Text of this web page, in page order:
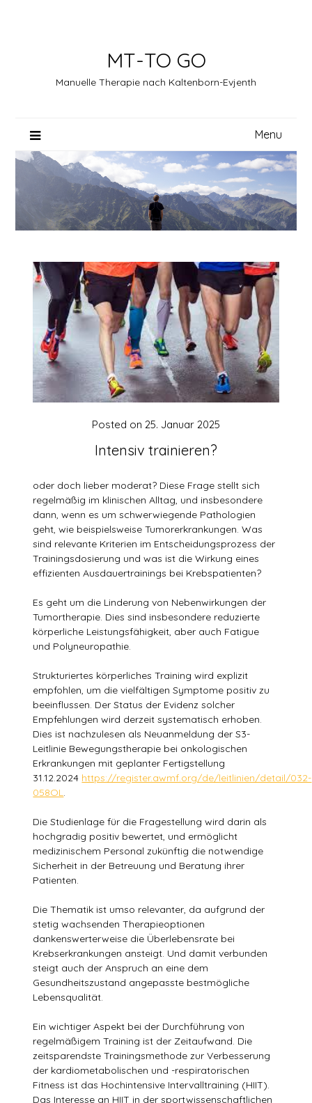
MT-TO GO
Manuelle Therapie nach Kaltenborn-Evjenth
Menu
Intensiv trainieren?
Posted on 25. Januar 2025
oder doch lieber moderat? Diese Frage stellt sich
regelmäßig im klinischen Alltag, und insbesondere
dann, wenn es um schwerwiegende Pathologien
geht, wie beispielsweise Tumorerkrankungen. Was
sind relevante Kriterien im Entscheidungsprozess der
Trainingsdosierung und was ist die Wirkung eines
effizienten Ausdauertrainings bei Krebspatienten?
Es geht um die Linderung von Nebenwirkungen der
Tumortherapie. Dies sind insbesondere reduzierte
körperliche Leistungsfähigkeit, aber auch Fatigue
und Polyneuropathie.
Strukturiertes körperliches Training wird explizit
empfohlen, um die vielfältigen Symptome positiv zu
beeinflussen. Der Status der Evidenz solcher
Empfehlungen wird derzeit systematisch erhoben.
Dies ist nachzulesen als Neuanmeldung der S3-
Leitlinie Bewegungstherapie bei onkologischen
Erkrankungen mit geplanter Fertigstellung
31.12.2024 https://register.awmf.org/de/leitlinien/detail/032-
058OL.
Die Studienlage für die Fragestellung wird darin als
hochgradig positiv bewertet, und ermöglicht
medizinischem Personal zukünftig die notwendige
Sicherheit in der Betreuung und Beratung ihrer
Patienten.
Die Thematik ist umso relevanter, da aufgrund der
stetig wachsenden Therapieoptionen
dankenswerterweise die Überlebensrate bei
Krebserkrankungen ansteigt. Und damit verbunden
steigt auch der Anspruch an eine dem
Gesundheitszustand angepasste bestmögliche
Lebensqualität.
Ein wichtiger Aspekt bei der Durchführung von
regelmäßigem Training ist der Zeitaufwand. Die
zeitsparendste Trainingsmethode zur Verbesserung
der kardiometabolischen und -respiratorischen
Fitness ist das Hochintensive Intervalltraining (HIIT).
Das Interesse an HIIT in der sportwissenschaftlichen